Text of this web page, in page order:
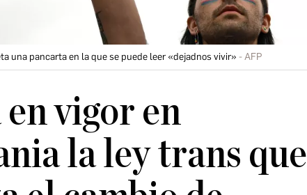
una pancarta en la que se puede leer «dejadnos vivir» AFP
vigor en
la ley trans que